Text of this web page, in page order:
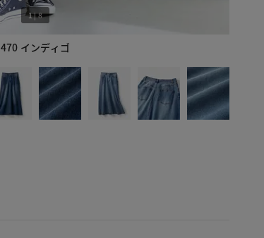
470 インディゴ
1|8